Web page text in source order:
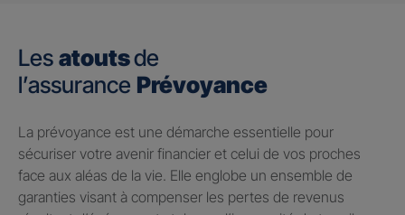
Les atoutsde
l’assurance Prévoyance
​La prévoyance est une démarche essentielle pour
sécuriser votre avenir financier et celui de vos proches
face aux aléas de la vie. Elle englobe un ensemble de
garanties visant à compenser les pertes de revenus